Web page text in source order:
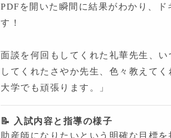
PDFを開いた瞬間に結果がわかり、
す！
面談を何回もしてくれた礼華先生、
してくれたさやか先生、色々教えて
大学でも頑張ります。」
📝 入試内容と指導の様子
助産師になりたいという明確な目標を